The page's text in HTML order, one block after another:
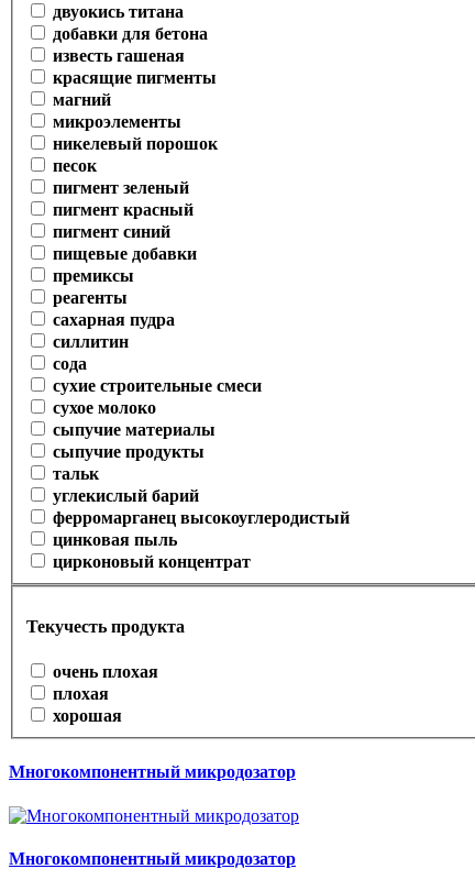
двуокись титана
добавки для бетона
известь гашеная
красящие пигменты
магний
микроэлементы
никелевый порошок
песок
пигмент зеленый
пигмент красный
пигмент синий
пищевые добавки
премиксы
реагенты
сахарная пудра
силлитин
сода
сухие строительные смеси
сухое молоко
сыпучие материалы
сыпучие продукты
тальк
углекислый барий
ферромарганец высокоуглеродистый
цинковая пыль
цирконовый концентрат
Текучесть продукта
очень плохая
плохая
хорошая
Многокомпонентный микродозатор
Многокомпонентный микродозатор